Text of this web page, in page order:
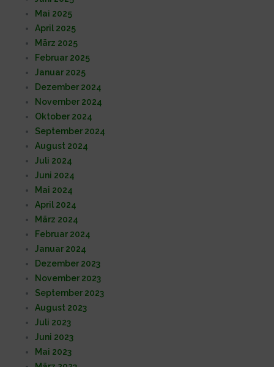
Mai 2025
April 2025
März 2025
Februar 2025
Januar 2025
Dezember 2024
November 2024
Oktober 2024
September 2024
August 2024
Juli 2024
Juni 2024
Mai 2024
April 2024
März 2024
Februar 2024
Januar 2024
Dezember 2023
November 2023
September 2023
August 2023
Juli 2023
Juni 2023
Mai 2023